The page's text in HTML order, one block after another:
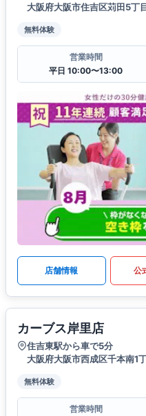
大阪府大阪市住吉区苅田5丁
無料体験
営業時間
平日 10:00〜13:00
店舗情報 公
カーブス岸里店
住吉東駅から車で5分
大阪府大阪市西成区千本南1
無料体験
営業時間